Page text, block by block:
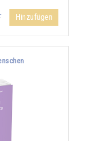
Hinzufügen